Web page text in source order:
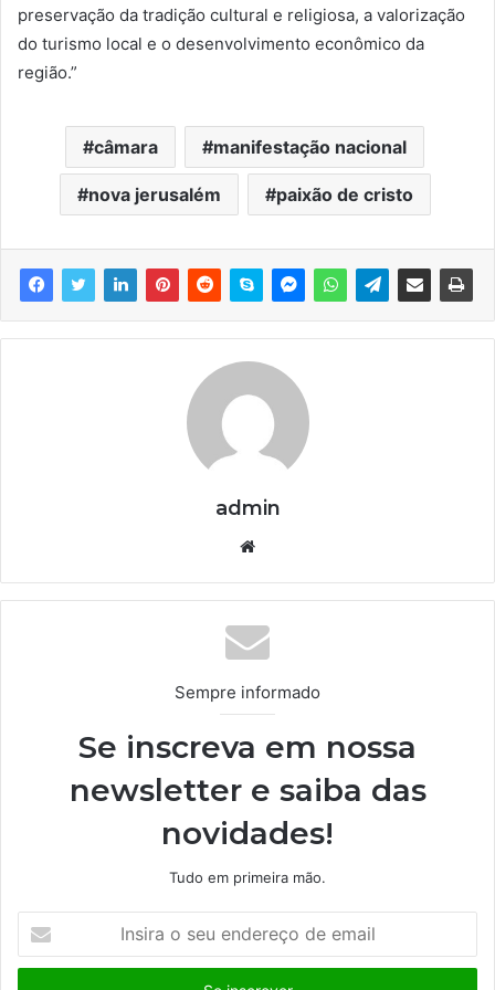
preservação da tradição cultural e religiosa, a valorização
do turismo local e o desenvolvimento econômico da
região.”
câmara manifestação nacional
nova jerusalém paixão de cristo
admin
te
Sempre informado
Se inscreva em nossa
newsletter e saiba das
novidades!
Tudo em primeira mão.
s